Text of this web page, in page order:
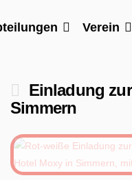
Verein
Einladung
Simmern